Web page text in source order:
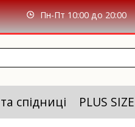
Пн-Пт 10:00 до 20:00
спідниці PLUS SIZE